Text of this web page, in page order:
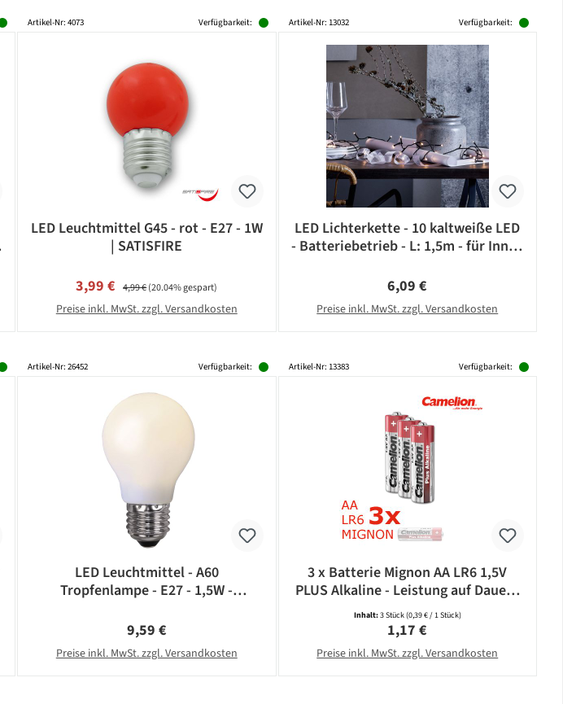
Artikel-Nr: 4073 Verfügbarkeit:
LED Leuchtmittel G45 - rot - E27 - 1W
| SATISFIRE
Verkaufspreis:
3,99 € Regulärer Preis:
4,99 €(20.04% gespart)
Preise inkl. MwSt. zzgl. Versandkosten
Artikel-Nr: 13032 Verfügbarkeit:
LED Lichterkette - 10 kaltweiße LED
- Batteriebetrieb - L: 1,5m - für Innen
Regulärer Preis:
6,09 €
Preise inkl. MwSt. zzgl. Versandkosten
Artikel-Nr: 26452 Verfügbarkeit:
LED Leuchtmittel - A60
Tropfenlampe - E27 - 1,5W -
schlagfestes Polycarbonat
Regulärer Preis:
9,59 €
Preise inkl. MwSt. zzgl. Versandkosten
Artikel-Nr: 13383 Verfügbarkeit:
3 x Batterie Mignon AA LR6 1,5V
PLUS Alkaline - Leistung auf Dauer -
CAMELION
Inhalt:3 Stück(0,39 € / 1 Stück)
Regulärer Preis:
1,17 €
Preise inkl. MwSt. zzgl. Versandkosten